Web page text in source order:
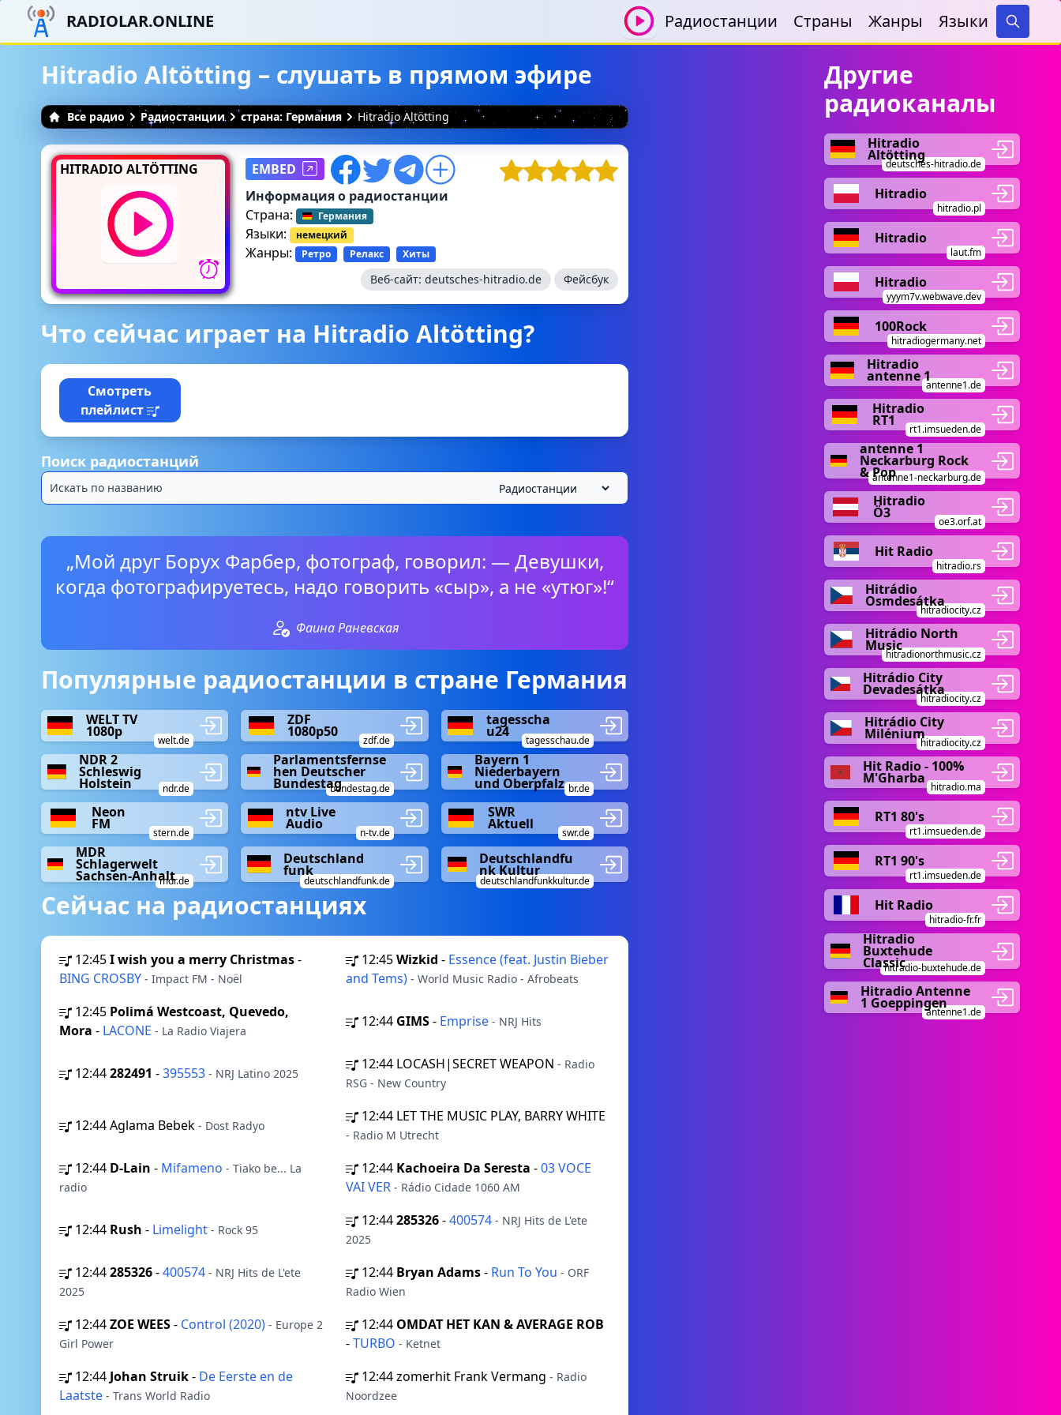
RADIOLAR.ONLINE Радиостанции Страны Жанры Языки
Search
Hitradio Altötting – слушать в прямом эфире
Все радио Радиостанции страна: Германия Hitradio Altötting
HITRADIO ALTÖTTING
EMBED
Информация о радиостанции
Страна:
Германия
Языки: немецкий
Жанры: Ретро Релакс Хиты
Веб-сайт: deutsches-hitradio.de Фейсбук
Что сейчас играет на Hitradio Altötting?
Смотреть
плейлист
Поиск радиостанций
„Мой друг Борух Фарбер, фотограф, говорил: — Девушки,
когда фотографируетесь, надо говорить «сыр», а не «утюг»!“
Фаина Раневская
Популярные радиостанции в стране Германия
WELT TV
1080p
welt.de
ZDF
1080p50
zdf.de
tagesscha
u24
tagesschau.de
NDR 2
Schleswig
Holstein ndr.de
Parlamentsfernse
hen Deutscher
Bundestagbundestag.de
Bayern 1
Niederbayern
und Oberpfalz br.de
Neon
FM
stern.de
ntv Live
Audio
n-tv.de
SWR
Aktuell
swr.de
MDR
Schlagerwelt
Sachsen-Anhaltmdr.de
Deutschland
funk
deutschlandfunk.de
Deutschlandfu
nk Kultur
deutschlandfunkkultur.de
Сейчас на радиостанциях
12:45I wish you a merry Christmas-
BING CROSBY - Impact FM - Noël
12:45Wizkid - Essence (feat. Justin Bieber
and Tems) - World Music Radio - Afrobeats
12:45 Polimá Westcoast, Quevedo,
Mora - LACONE - La Radio Viajera
12:44 GIMS- Emprise - NRJ Hits
12:44282491 -395553 - NRJ Latino 2025
12:44 LOCASH|SECRET WEAPON - Radio
RSG - New Country
12:44Aglama Bebek - Dost Radyo
12:44 LET THE MUSIC PLAY, BARRY WHITE
- Radio M Utrecht
12:44 D-Lain - Mifameno - Tiako be... La
radio
12:44 Kachoeira Da Seresta -03 VOCE
VAI VER - Rádio Cidade 1060 AM
12:44 Rush - Limelight - Rock 95
12:44285326-400574 - NRJ Hits de L'ete
2025
12:44285326-400574 - NRJ Hits de L'ete
2025
12:44 Bryan Adams- Run To You - ORF
Radio Wien
12:44ZOE WEES- Control (2020) - Europe 2
Girl Power
12:44 OMDAT HET KAN & AVERAGE ROB
-TURBO - Ketnet
12:44 Johan Struik- De Eerste en de
Laatste - Trans World Radio
12:44zomerhit Frank Vermang - Radio
Noordzee
Другие
радиоканалы
Hitradio
Altötting
deutsches-hitradio.de
Hitradio
hitradio.pl
Hitradio
laut.fm
Hitradio
yyym7v.webwave.dev
100Rock
hitradiogermany.net
Hitradio
antenne 1
antenne1.de
Hitradio
RT1
rt1.imsueden.de
antenne 1
Neckarburg Rock
& Pop
antenne1-neckarburg.de
Hitradio
Ö3
oe3.orf.at
Hit Radio
hitradio.rs
Hitrádio
Osmdesátka
hitradiocity.cz
Hitrádio North
Music
hitradionorthmusic.cz
Hitrádio City
Devadesátka
hitradiocity.cz
Hitrádio City
Milénium
hitradiocity.cz
Hit Radio - 100%
M'Gharba
hitradio.ma
RT1 80's
rt1.imsueden.de
RT1 90's
rt1.imsueden.de
Hit Radio
hitradio-fr.fr
Hitradio
Buxtehude
Classichitradio-buxtehude.de
Hitradio Antenne
1 Goeppingen
antenne1.de